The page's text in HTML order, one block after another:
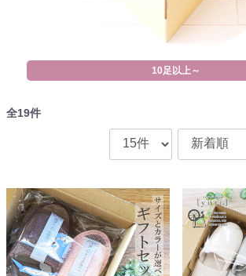
10足以上～
全19件